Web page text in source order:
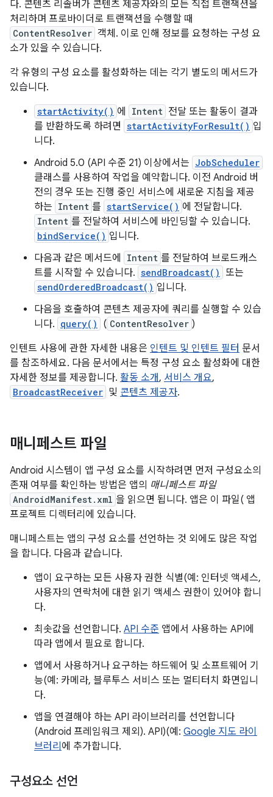
다. 콘텐츠 리졸버가 콘텐츠 제공자와의 모든 직접 트랜잭션을
처리하며 프로바이더로 트랜잭션을 수행할 때
ContentResolver 객체. 이로 인해 정보를 요청하는 구성 요
소가 있을 수 있습니다.
각 유형의 구성 요소를 활성화하는 데는 각기 별도의 메서드가
있습니다.
startActivity() 에 Intent 전달 또는 활동이 결과
를 반환하도록 하려면 startActivityForResult() 입
니다.
Android 5.0 (API 수준 21) 이상에서는 JobScheduler
클래스를 사용하여 작업을 예약합니다. 이전 Android 버
전의 경우 또는 진행 중인 서비스에 새로운 지침을 제공
하는 Intent 를 startService() 에 전달합니다.
Intent 를 전달하여 서비스에 바인딩할 수 있습니다.
bindService() 입니다.
다음과 같은 메서드에
Intent 를 전달하여 브로드캐스
트를 시작할 수 있습니다. sendBroadcast() 또는
sendOrderedBroadcast() 입니다.
다음을 호출하여 콘텐츠 제공자에 쿼리를 실행할 수 있습
니다. query() ( ContentResolver )
인텐트 사용에 관한 자세한 내용은 인텐트 및 인텐트 필터 문서
를 참조하세요. 다음 문서에서는 특정 구성 요소 활성화에 대한
자세한 정보를 제공합니다. 활동 소개, 서비스 개요,
BroadcastReceiver 및 콘텐츠 제공자.
매니페스트 파일
Android 시스템이 앱 구성 요소를 시작하려면 먼저 구성요소의
존재 여부를 확인하는 방법은 앱의 매니페스트 파일
AndroidManifest.xml 을 읽으면 됩니다. 앱은 이 파일( 앱
프로젝트 디렉터리에 있습니다.
매니페스트는 앱의 구성 요소를 선언하는 것 외에도 많은 작업
을 합니다. 다음과 같습니다.
앱이 요구하는 모든 사용자 권한 식별(예: 인터넷 액세스,
사용자의 연락처에 대한 읽기 액세스 권한이 있어야 합니
다.
최솟값을 선언합니다. API 수준 앱에서 사용하는 API에
따라 앱에서 필요로 합니다.
앱에서 사용하거나 요구하는 하드웨어 및 소프트웨어 기
능(예: 카메라, 블루투스 서비스 또는 멀티터치 화면입니
다.
앱을 연결해야 하는 API 라이브러리를 선언합니다
(Android 프레임워크 제외). API)(예: Google 지도 라이
브러리 에 추가합니다.
구성요소 선언